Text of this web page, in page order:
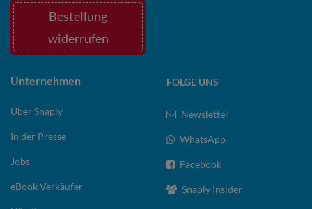
Bestellung
widerrufen
Unternehmen
Über Snaply
In der Presse
Jobs
eBook Verkäufer
FOLGE UNS
Newsletter
WhatsApp
Facebook
Snaply Insider